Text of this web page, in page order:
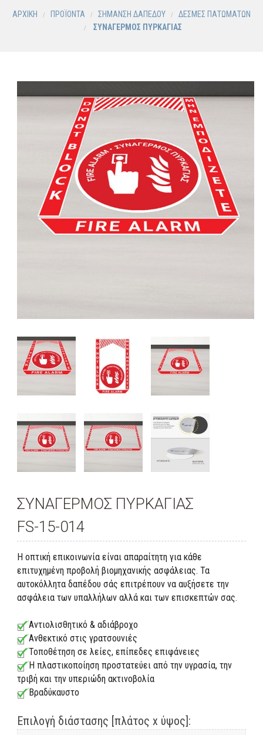
ΑΡΧΙΚΗ ΠΡΟΪΟΝΤΑ ΣΗΜΑΝΣΗ ΔΑΠΕΔΟΥ
ΔΕΣΜΕΣ ΠΑΤΩΜΑΤΩΝ
ΣΥΝΑΓΕΡΜΟΣ ΠΥΡΚΑΓΙΑΣ
ΣΥΝΑΓΕΡΜΟΣ ΠΥΡΚΑΓΙΑΣ
FS-15-014
Η οπτική επικοινωνία είναι απαραίτητη για κάθε
επιτυχημένη προβολή βιομηχανικής ασφάλειας. Τα
αυτοκόλλητα δαπέδου σάς επιτρέπουν να αυξήσετε την
ασφάλεια των υπαλλήλων αλλά και των επισκεπτών σας.
Αντιολισθητικό & αδιάβροχο
Ανθεκτικό στις γρατσουνιές
Τοποθέτηση σε λείες, επίπεδες επιφάνειες
Η πλαστικοποίηση προστατεύει από την υγρασία, την
τριβή και την υπεριώδη ακτινοβολία
Βραδύκαυστο
Επιλογή διάστασης [πλάτος x ύψος]: